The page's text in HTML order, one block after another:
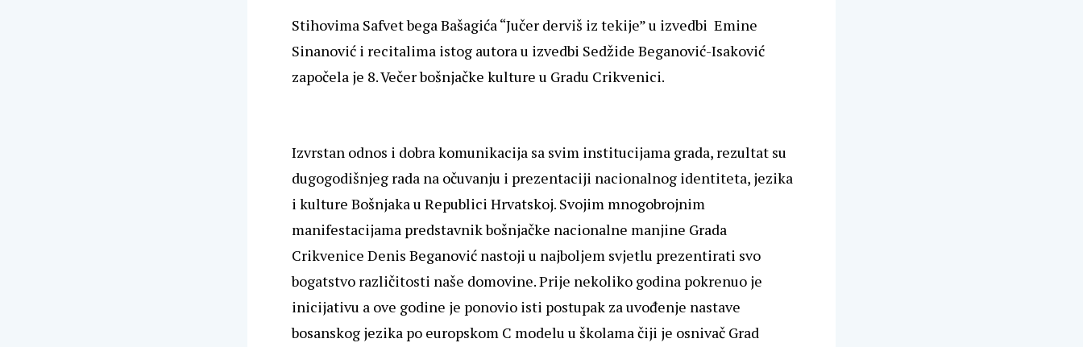
Stihovima Safvet bega Bašagića “Jučer derviš iz tekije” u izvedbi Emine
Sinanović i recitalima istog autora u izvedbi Sedžide Beganović-Isaković
započela je 8. Večer bošnjačke kulture u Gradu Crikvenici.
Izvrstan odnos i dobra komunikacija sa svim institucijama grada, rezultat su
dugogodišnjeg rada na očuvanju i prezentaciji nacionalnog identiteta, jezika
i kulture Bošnjaka u Republici Hrvatskoj. Svojim mnogobrojnim
manifestacijama predstavnik bošnjačke nacionalne manjine Grada
Crikvenice Denis Beganović nastoji u najboljem svjetlu prezentirati svo
bogatstvo različitosti naše domovine. Prije nekoliko godina pokrenuo je
inicijativu a ove godine je ponovio isti postupak za uvođenje nastave
bosanskog jezika po europskom C modelu u školama čiji je osnivač Grad